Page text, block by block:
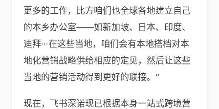
更多的工作，比方咱们也全球各地建立自己
的本乡办公室——如新加坡、日本、印度、
迪拜···在这些当地，咱们会有本地搭档对本
地化营销战略供给相应的定见，然后让这些
当地的营销活动得到更好的联接。”
现在，飞书深诺现已根据本身一站式跨境营